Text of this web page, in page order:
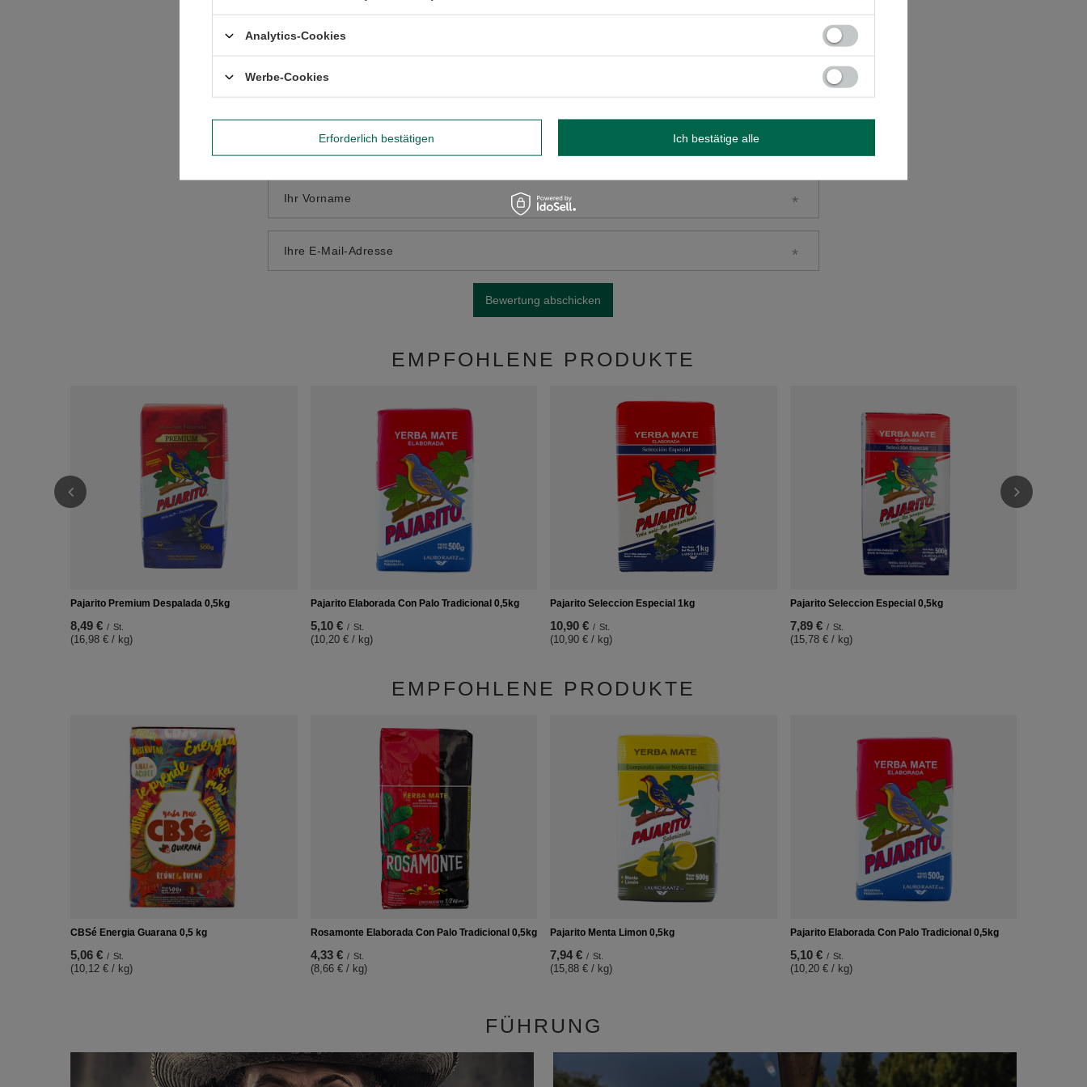
Inhalt Ihrer Bewertung
Ihr Produktfoto hinzufügen:
Ihr Vorname
Ihre E-Mail-Adresse
Bewertung abschicken
EMPFOHLENE PRODUKTE
Pajarito Premium Despalada 0,5kg
8,49 € / St.
(16,98 € / kg)
Pajarito Elaborada Con Palo Tradicional 0,5kg
5,10 € / St.
(10,20 € / kg)
Pajarito Seleccion Especial 1kg
10,90 € / St.
(10,90 € / kg)
Pajarito Seleccion Especial 0,5kg
7,89 € / St.
(15,78 € / kg)
EMPFOHLENE PRODUKTE
CBSé Energia Guarana 0,5 kg
5,06 € / St.
(10,12 € / kg)
Rosamonte Elaborada Con Palo Tradicional 0,5kg
4,33 € / St.
(8,66 € / kg)
Pajarito Menta Limon 0,5kg
7,94 € / St.
(15,88 € / kg)
Pajarito Elaborada Con Palo Tradicional 0,5kg
5,10 € / St.
(10,20 € / kg)
FÜHRUNG
Analytics-Cookies
Werbe-Cookies
Erforderlich bestätigen Ich bestätige alle